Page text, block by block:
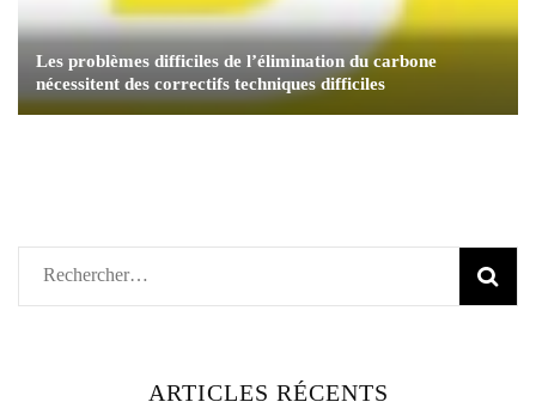
Les problèmes difficiles de l’élimination du carbone
nécessitent des correctifs techniques difficiles
Rechercher :
ARTICLES RÉCENTS